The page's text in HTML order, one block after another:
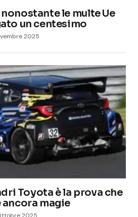
le multe Ue
un centesimo
2025
Toyota è la prova che
magie
2025